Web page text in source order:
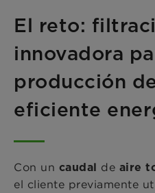
El reto:
innovadora
producción
eficiente
Con un caudal de aire
el cliente previamente